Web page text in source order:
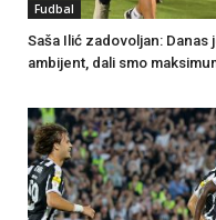
Fudbal
Saša Ilić zadovoljan:
ambijent, dali smo